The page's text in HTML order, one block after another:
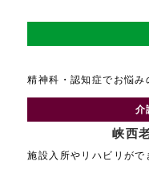
精神科・認知症でお悩
介
峡西
施設入所やリハビリがで